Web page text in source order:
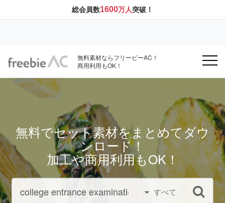
総会員数1600万人突破！
無料素材ならフリービーAC！
商用利用もOK！
無料でセット素材をまとめてダウ
ンロード！
加工や商用利用もOK！
すべて